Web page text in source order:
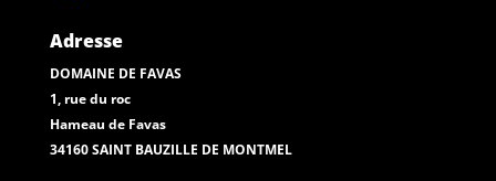
Adresse
DOMAINE DE FAVAS
1, rue du roc
Hameau de Favas
34160 SAINT BAUZILLE DE MONTMEL